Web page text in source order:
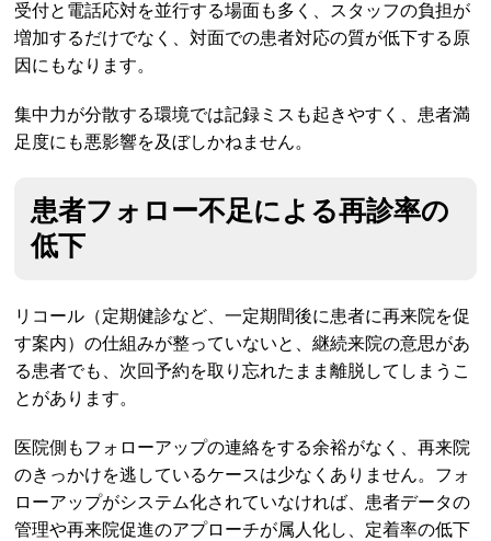
受付と電話応対を並行する場面も多く、スタッフの負担が
増加するだけでなく、対面での患者対応の質が低下する原
因にもなります。
集中力が分散する環境では記録ミスも起きやすく、患者満
足度にも悪影響を及ぼしかねません。
患者フォロー不足による再診率の
低下
リコール（定期健診など、一定期間後に患者に再来院を促
す案内）の仕組みが整っていないと、継続来院の意思があ
る患者でも、次回予約を取り忘れたまま離脱してしまうこ
とがあります。
医院側もフォローアップの連絡をする余裕がなく、再来院
のきっかけを逃しているケースは少なくありません。フォ
ローアップがシステム化されていなければ、患者データの
管理や再来院促進のアプローチが属人化し、定着率の低下